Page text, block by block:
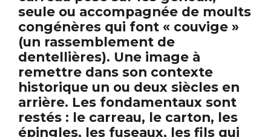
seule ou accompagnée de moults
congénères qui font « couvige »
(un rassemblement de
dentellières). Une image à
remettre dans son contexte
historique un ou deux siècles en
arrière. Les fondamentaux sont
restés : le carreau, le carton, les
épingles, les fuseaux, les fils qui